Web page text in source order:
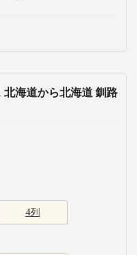
海道から北海道 釧路
4列